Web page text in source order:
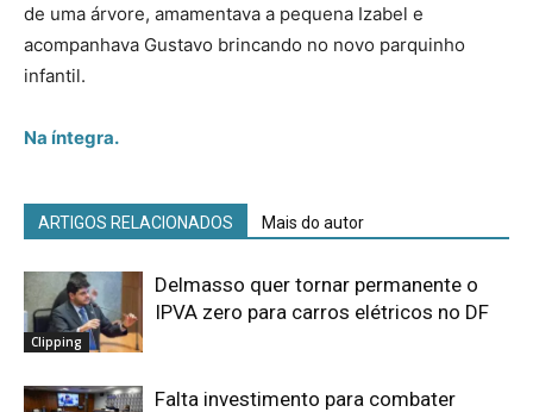
de uma árvore, amamentava a pequena Izabel e
acompanhava Gustavo brincando no novo parquinho
infantil.
Na íntegra.
ARTIGOS RELACIONADOS Mais do autor
Clipping
Delmasso quer tornar permanente o
IPVA zero para carros elétricos no DF
Falta investimento para combater